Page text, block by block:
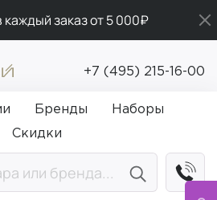
каждый заказ от 5 000₽
ПРИВЕТ
доставка от 5 000₽
+7 (495) 215-16-00
Бренды
Наборы
Скидки